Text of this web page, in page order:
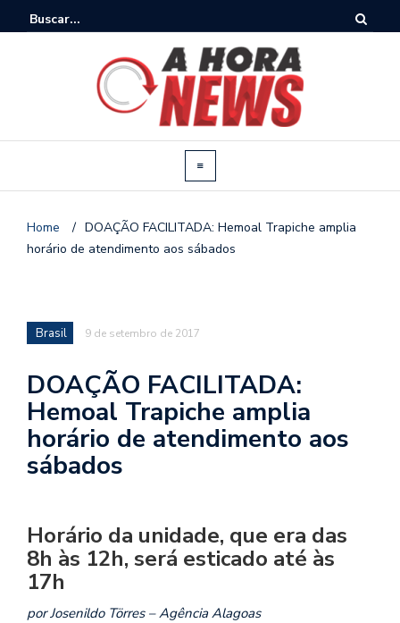
Home / DOAÇÃO FACILITADA: Hemoal Trapiche amplia
horário de atendimento aos sábados
Brasil 9 de setembro de 2017
DOAÇÃO FACILITADA:
Hemoal Trapiche amplia
horário de atendimento aos
sábados
Horário da unidade, que era das
8h às 12h, será esticado até às
17h
por Josenildo Törres – Agência Alagoas